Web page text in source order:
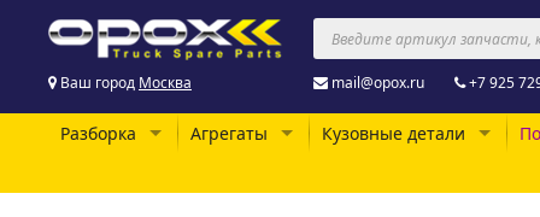
Ваш город Москва mail@opox.ru +7 925
Разборка Агрегаты Кузовные детали